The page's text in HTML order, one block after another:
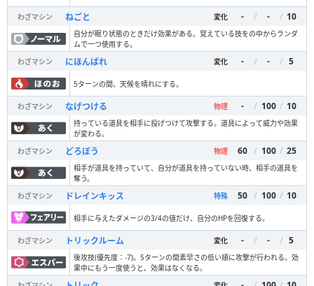
わざマシン ねごと 変化 - / - / 10
自分が眠り状態のときだけ効果がある。覚えている技をの中からランダ
ムで一つ使用する。
わざマシン
にほんばれ 変化 - / - / 5
5ターンの間、天候を晴れにする。
わざマシン なげつける 物理 - / 100 / 10
持っている道具を相手に投げつけて攻撃する。道具によって威力や効果
が変わる。
わざマシン
どろぼう 物理 60 / 100 / 25
相手が道具を持っていて、自分が道具を持っていない時、相手の道具を
奪う。
わざマシン
ドレインキッス 特殊 50 / 100 / 10
相手に与えたダメージの3/4の値だけ、自分のHPを回復する。
わざマシン トリックルーム 変化 - / - / 5
後攻技(優先度：-7)。5ターンの間素早さの低い順に攻撃が行われる。効
果中にもう一度使うと、効果はなくなる。